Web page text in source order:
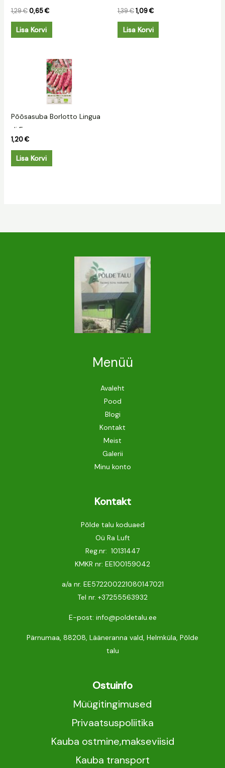
1,29€ 0,65€
Lisa Korvi
1,39€1,09€
Lisa Korvi
Põõsasuba Borlotto Lingua
di Fuoso
1,20€
Lisa Korvi
Menüü
Avaleht
Pood
Blogi
Kontakt
Meist
Galerii
Minu konto
Kontakt
Põlde talu koduaed
Oü Ra Luft
Reg.nr: 10131447
KMKR nr: EE100159042
a/a nr. EE572200221080147021
Tel nr. +37255563932
E-post: info@poldetalu.ee
Pärnumaa, 88208, Lääneranna vald, Helmküla, Põlde
talu
Ostuinfo
Müügitingimused
Privaatsuspoliitika
Kauba ostmine,makseviisid
Kauba transport